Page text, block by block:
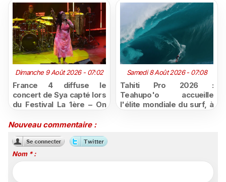
Dimanche 9 Août 2026 - 07:02
France 4 diffuse le
concert de Sya capté lors
du Festival La 1ère – On
Samedi 8 Août 2026 - 07:08
Tahiti Pro 2026 :
Teahupo'o accueille
l'élite mondiale du surf, à
Nouveau commentaire :
Nom * :